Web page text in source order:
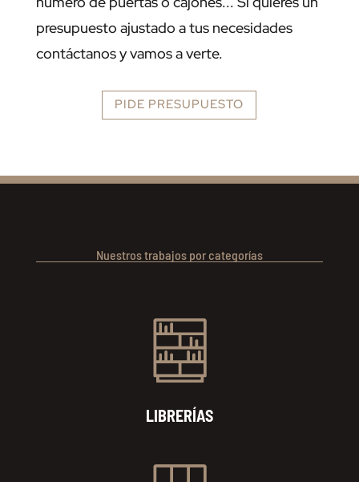
presupuesto ajustado a tus necesidades
contáctanos y vamos a verte.
PIDE PRESUPUESTO
Nuestros trabajos por categorías
LIBRERÍAS